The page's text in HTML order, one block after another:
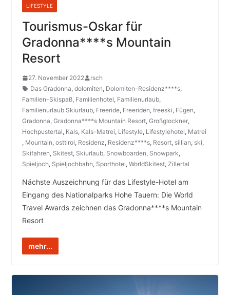
LIFESTYLE
Tourismus-Oskar für
Gradonna****s Mountain
Resort
27. November 2022
rsch
Das Gradonna, dolomiten, Dolomiten-Residenz****s,
Familien-Skispaß, Familienhotel, Familienurlaub,
Familienurlaub Skiurlaub, Freeride, Freeriden, freeski, Fügen,
Gradonna, Gradonna****s Mountain Resort, Großglockner,
Hochpustertal, Kals, Kals-Matrei, Lifestyle, Lifestylehotel, Matrei
, Mountain, osttirol, Residenz, Residenz****s, Resort, sillian, ski,
Skifahren, Skitest, Skiurlaub, Snowboarden, Snowpark,
Spieljoch, Spieljochbahn, Sporthotel, WorldSkitest, Zillertal
Nächste Auszeichnung für das Lifestyle-Hotel am
Eingang des Nationalparks Hohe Tauern: Die World
Travel Awards zeichnen das Gradonna****s Mountain
Resort
mehr...